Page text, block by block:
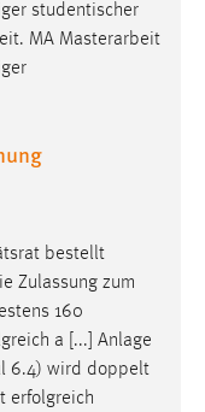
studentischer
. MA Masterarbeit
bestellt
Zulassung zum
160
a [...] Anlage
6.4) wird doppelt
erfolgreich